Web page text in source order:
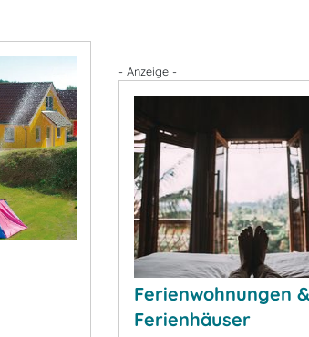
- Anzeige -
Ferienwohnungen &
Ferienhäuser